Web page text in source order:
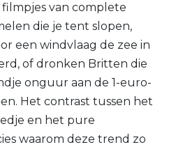
van complete
die je tent slopen,
een windvlaag de zee in
of dronken Britten die
onguur aan de 1-euro-
Het contrast tussen het
en het pure
waarom deze trend zo